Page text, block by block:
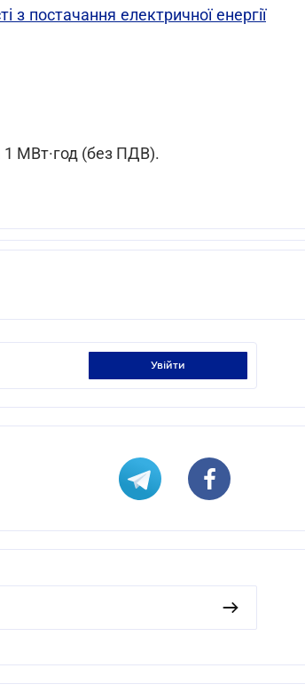
постачання електричної енергії
1 МВт·год (без ПДВ).
увійти